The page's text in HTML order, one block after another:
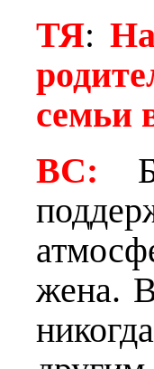
ТЯ:
семьи
ВС:
жена.